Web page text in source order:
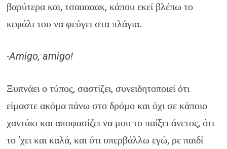
βαρύτερα και, τσααααακ, κάπου εκεί βλέπω το
κεφάλι του να φεύγει στα πλάγια.
-Amigo, amigo!
Ξυπνάει ο τύπος, σαστίζει, συνειδητοποιεί ότι
είμαστε ακόμα πάνω στο δρόμο και όχι σε κάποιο
χαντάκι και αποφασίζει να μου το παίξει άνετος, ότι
το ‘χει και καλά, και ότι υπερβάλλω εγώ, ρε παιδί